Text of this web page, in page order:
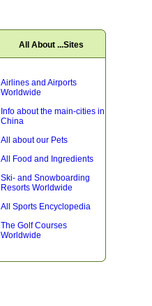
All About ...Sites
Airlines and Airports
Worldwide
Info about the main-cities in
China
All about our Pets
All Food and Ingredients
Ski- and Snowboarding
Resorts Worldwide
All Sports Encyclopedia
The Golf Courses
Worldwide